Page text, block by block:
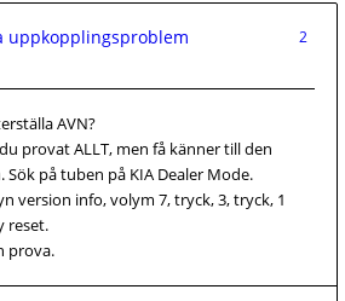
uppkopplingsproblem
2
AVN?
provat ALLT, men få känner till den
på tuben på KIA Dealer Mode.
version info, volym 7, tryck, 3, tryck, 1
reset.
prova.